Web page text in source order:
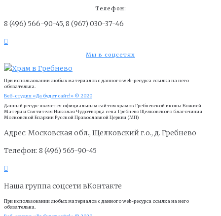
Телефон:
8 (496) 566-90-45, 8 (967) 030-37-46
Мы в соцсетях
При использовании любых материалов с данного web-ресурса ссылка на него
обязательна.
Веб-студия «Да будет сайт!» © 2020
Данный ресурс является официальным сайтом храмов Гребневской иконы Божией
Матери и Cвятителя Николая Чудотворца села Гребнево Щелковского благочиния
Московской Епархии Русской Православной Церкви (МП)
Адрес: Московская обл., Щелковский г.о., д. Гребнево
Телефон: 8 (496) 565-90-45
Наша группа соцсети вКонтакте
При использовании любых материалов с данного web-ресурса ссылка на него
обязательна.